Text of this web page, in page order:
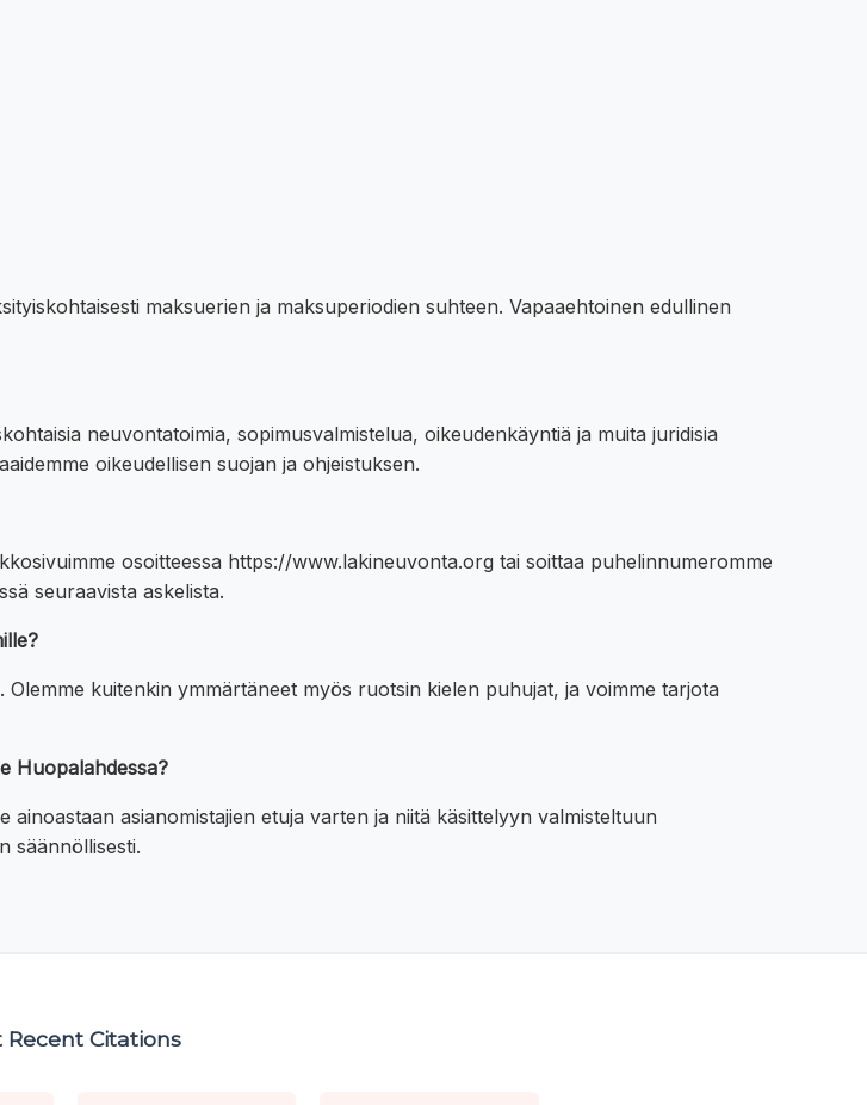
maksuerien ja maksuperiodien suhteen. Vapaaehtoinen edullinen
neuvontatoimia, sopimusvalmistelua, oikeudenkäyntiä ja muita juridisia
oikeudellisen suojan ja ohjeistuksen.
osoitteessa https://www.lakineuvonta.org tai soittaa puhelinnumeromme
seuraavista askelista.
kuitenkin ymmärtäneet myös ruotsin kielen puhujat, ja voimme tarjota
Huopalahdessa?
asianomistajien etuja varten ja niitä käsittelyyn valmisteltuun
säännöllisesti.
Recent Citations